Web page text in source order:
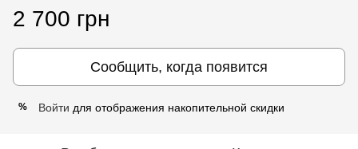
2 700 грн
Сообщить, когда появится
% Войти для отображения накопительной скидки